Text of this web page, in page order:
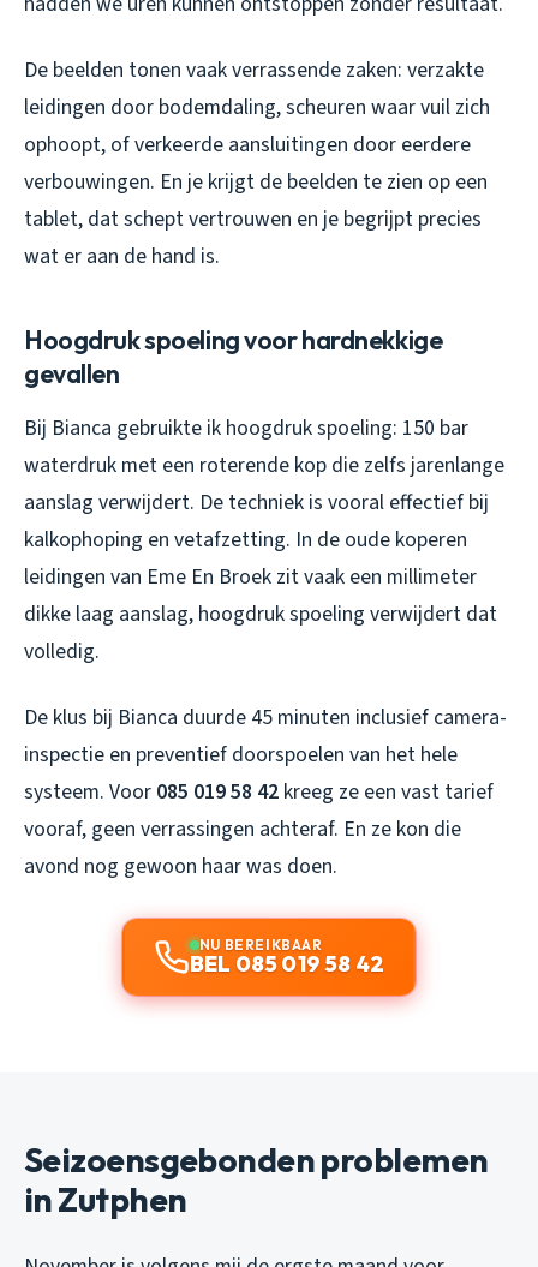
De beelden tonen vaak verrassende zaken: verzakte
leidingen door bodemdaling, scheuren waar vuil zich
ophoopt, of verkeerde aansluitingen door eerdere
verbouwingen. En je krijgt de beelden te zien op een
tablet, dat schept vertrouwen en je begrijpt precies
wat er aan de hand is.
Hoogdruk spoeling voor hardnekkige
gevallen
Bij Bianca gebruikte ik hoogdruk spoeling: 150 bar
waterdruk met een roterende kop die zelfs jarenlange
aanslag verwijdert. De techniek is vooral effectief bij
kalkophoping en vetafzetting. In de oude koperen
leidingen van Eme En Broek zit vaak een millimeter
dikke laag aanslag, hoogdruk spoeling verwijdert dat
volledig.
De klus bij Bianca duurde 45 minuten inclusief camera-
inspectie en preventief doorspoelen van het hele
systeem. Voor 085 019 58 42 kreeg ze een vast tarief
vooraf, geen verrassingen achteraf. En ze kon die
avond nog gewoon haar was doen.
NU BEREIKBAAR
BEL 085 019 58 42
Seizoensgebonden problemen
in Zutphen